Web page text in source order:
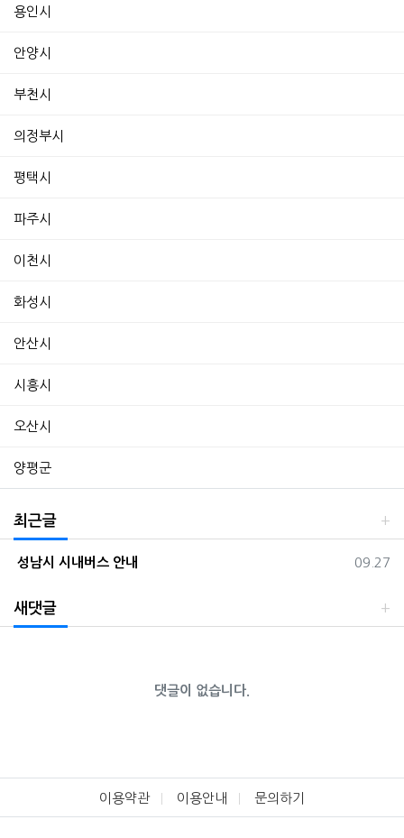
용인시
안양시
부천시
의정부시
평택시
파주시
이천시
화성시
안산시
시흥시
오산시
양평군
최근글
등록일
09.27
성남시 시내버스 안내
새댓글
댓글이 없습니다.
이용약관 이용안내 문의하기